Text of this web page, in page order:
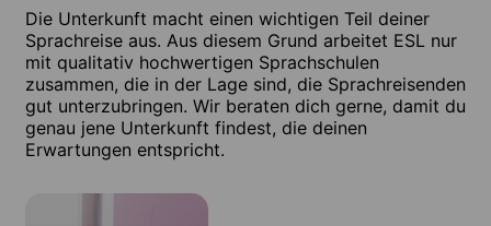
Die Unterkunft macht einen wichtigen Teil deiner
Sprachreise aus. Aus diesem Grund arbeitet ESL nur
mit qualitativ hochwertigen Sprachschulen
zusammen, die in der Lage sind, die Sprachreisenden
gut unterzubringen. Wir beraten dich gerne, damit du
genau jene Unterkunft findest, die deinen
Erwartungen entspricht.